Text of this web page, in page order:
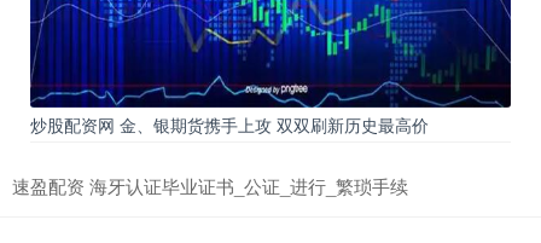
炒股配资网 金、银期货携手上攻 双双刷新历史最高价
速盈配资 海牙认证毕业证书_公证_进行_繁琐手续